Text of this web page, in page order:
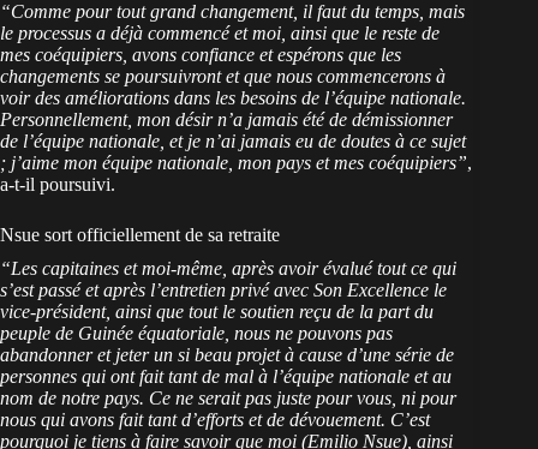
“Comme pour tout grand changement, il faut du temps, mais
le processus a déjà commencé et moi, ainsi que le reste de
mes coéquipiers, avons confiance et espérons que les
changements se poursuivront et que nous commencerons à
voir des améliorations dans les besoins de l’équipe nationale.
Personnellement, mon désir n’a jamais été de démissionner
de l’équipe nationale, et je n’ai jamais eu de doutes à ce sujet
; j’aime mon équipe nationale, mon pays et mes coéquipiers”,
a-t-il poursuivi.
Nsue sort officiellement de sa retraite
“Les capitaines et moi-même, après avoir évalué tout ce qui
s’est passé et après l’entretien privé avec Son Excellence le
vice-président, ainsi que tout le soutien reçu de la part du
peuple de Guinée équatoriale, nous ne pouvons pas
abandonner et jeter un si beau projet à cause d’une série de
personnes qui ont fait tant de mal à l’équipe nationale et au
nom de notre pays. Ce ne serait pas juste pour vous, ni pour
nous qui avons fait tant d’efforts et de dévouement. C’est
pourquoi je tiens à faire savoir que moi (Emilio Nsue), ainsi